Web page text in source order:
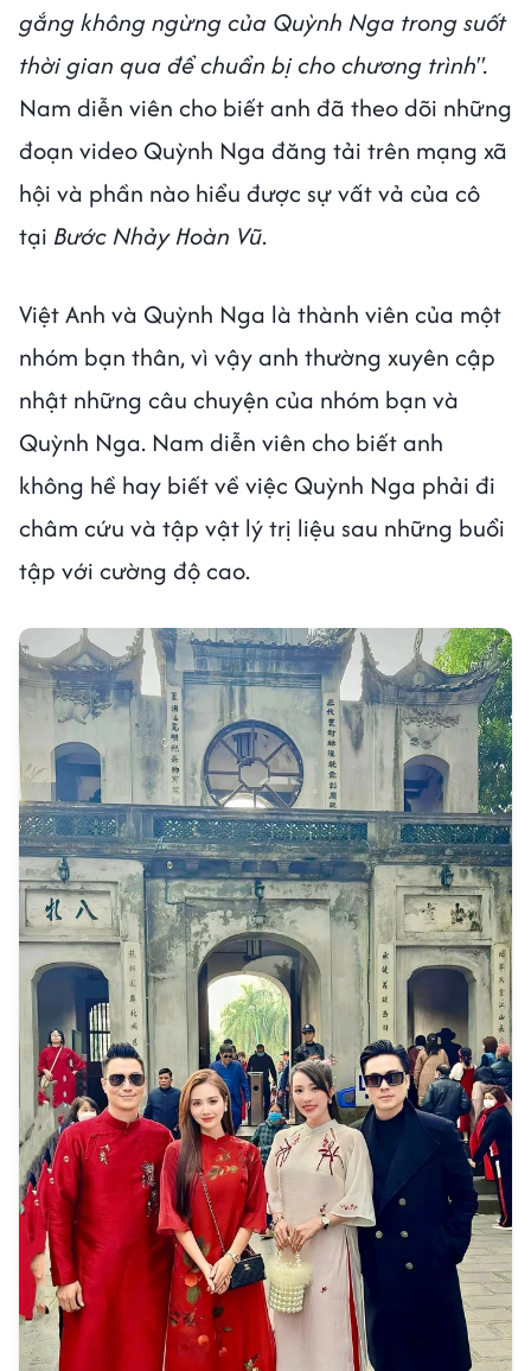
gắng không ngừng của Quỳnh Nga trong suốt
thời gian qua để chuẩn bị cho chương trình".
Nam diễn viên cho biết anh đã theo dõi những
đoạn video Quỳnh Nga đăng tải trên mạng xã
hội và phần nào hiểu được sự vất vả của cô
tại Bước Nhảy Hoàn Vũ.
Việt Anh và Quỳnh Nga là thành viên của một
nhóm bạn thân, vì vậy anh thường xuyên cập
nhật những câu chuyện của nhóm bạn và
Quỳnh Nga. Nam diễn viên cho biết anh
không hề hay biết về việc Quỳnh Nga phải đi
châm cứu và tập vật lý trị liệu sau những buổi
tập với cường độ cao.